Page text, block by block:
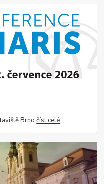
Brnočíst celé